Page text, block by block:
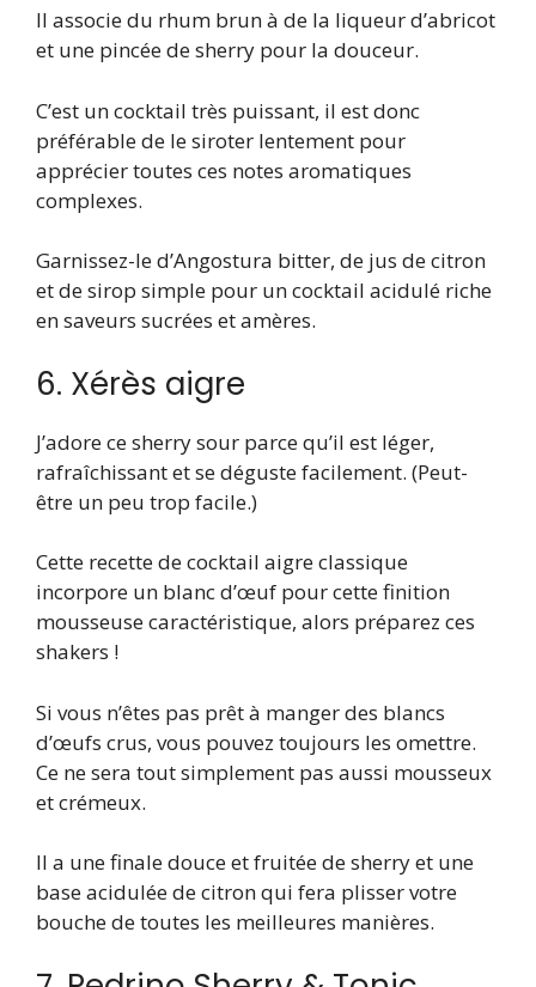
Il associe du rhum brun à de la liqueur d’abricot
et une pincée de sherry pour la douceur.
C’est un cocktail très puissant, il est donc
préférable de le siroter lentement pour
apprécier toutes ces notes aromatiques
complexes.
Garnissez-le d’Angostura bitter, de jus de citron
et de sirop simple pour un cocktail acidulé riche
en saveurs sucrées et amères.
6. Xérès aigre
J’adore ce sherry sour parce qu’il est léger,
rafraîchissant et se déguste facilement. (Peut-
être un peu trop facile.)
Cette recette de cocktail aigre classique
incorpore un blanc d’œuf pour cette finition
mousseuse caractéristique, alors préparez ces
shakers !
Si vous n’êtes pas prêt à manger des blancs
d’œufs crus, vous pouvez toujours les omettre.
Ce ne sera tout simplement pas aussi mousseux
et crémeux.
Il a une finale douce et fruitée de sherry et une
base acidulée de citron qui fera plisser votre
bouche de toutes les meilleures manières.